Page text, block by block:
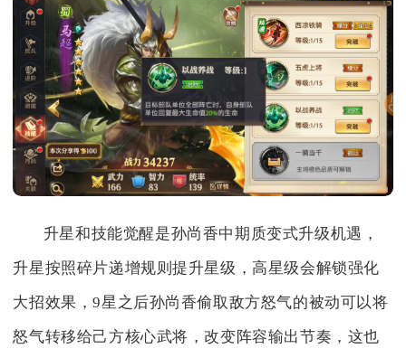
升星和技能觉醒是孙尚香中期质变式升级机遇，
升星按照碎片递增规则提升星级，高星级会解锁强化
大招效果，9星之后孙尚香偷取敌方怒气的被动可以将
怒气转移给己方核心武将，改变阵容输出节奏，这也